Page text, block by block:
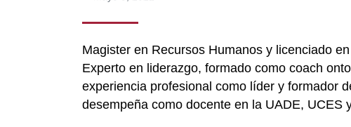
Magister en Recursos Humanos y licenciado
Experto en liderazgo, formado como coach
experiencia profesional como líder y formador
desempeña como docente en la UADE, UCES